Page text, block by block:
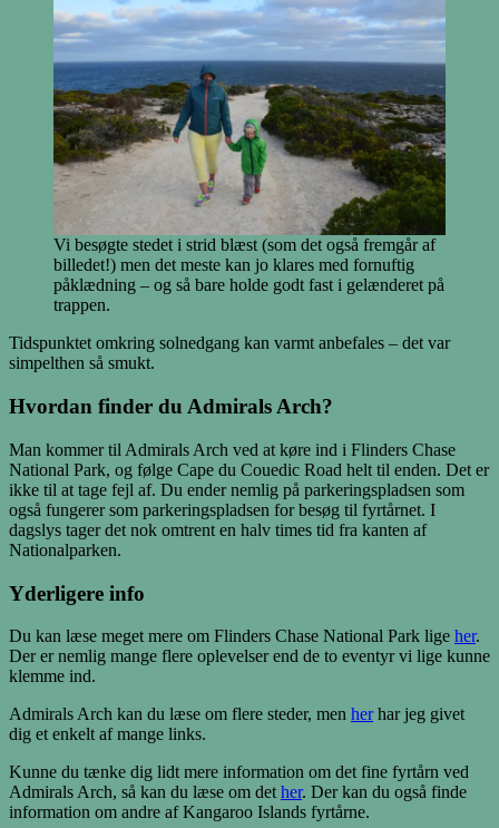
Vi besøgte stedet i strid blæst (som det også fremgår af
billedet!) men det meste kan jo klares med fornuftig
påklædning – og så bare holde godt fast i gelænderet på
trappen.
Tidspunktet omkring solnedgang kan varmt anbefales – det var
simpelthen så smukt.
Hvordan finder du Admirals Arch?
Man kommer til Admirals Arch ved at køre ind i Flinders Chase
National Park, og følge Cape du Couedic Road helt til enden. Det er
ikke til at tage fejl af. Du ender nemlig på parkeringspladsen som
også fungerer som parkeringspladsen for besøg til fyrtårnet. I
dagslys tager det nok omtrent en halv times tid fra kanten af
Nationalparken.
Yderligere info
Du kan læse meget mere om Flinders Chase National Park lige her.
Der er nemlig mange flere oplevelser end de to eventyr vi lige kunne
klemme ind.
Admirals Arch kan du læse om flere steder, men herhar jeg givet
dig et enkelt af mange links.
Kunne du tænke dig lidt mere information om det fine fyrtårn ved
Admirals Arch, så kan du læse om det her. Der kan du også finde
information om andre af Kangaroo Islands fyrtårne.